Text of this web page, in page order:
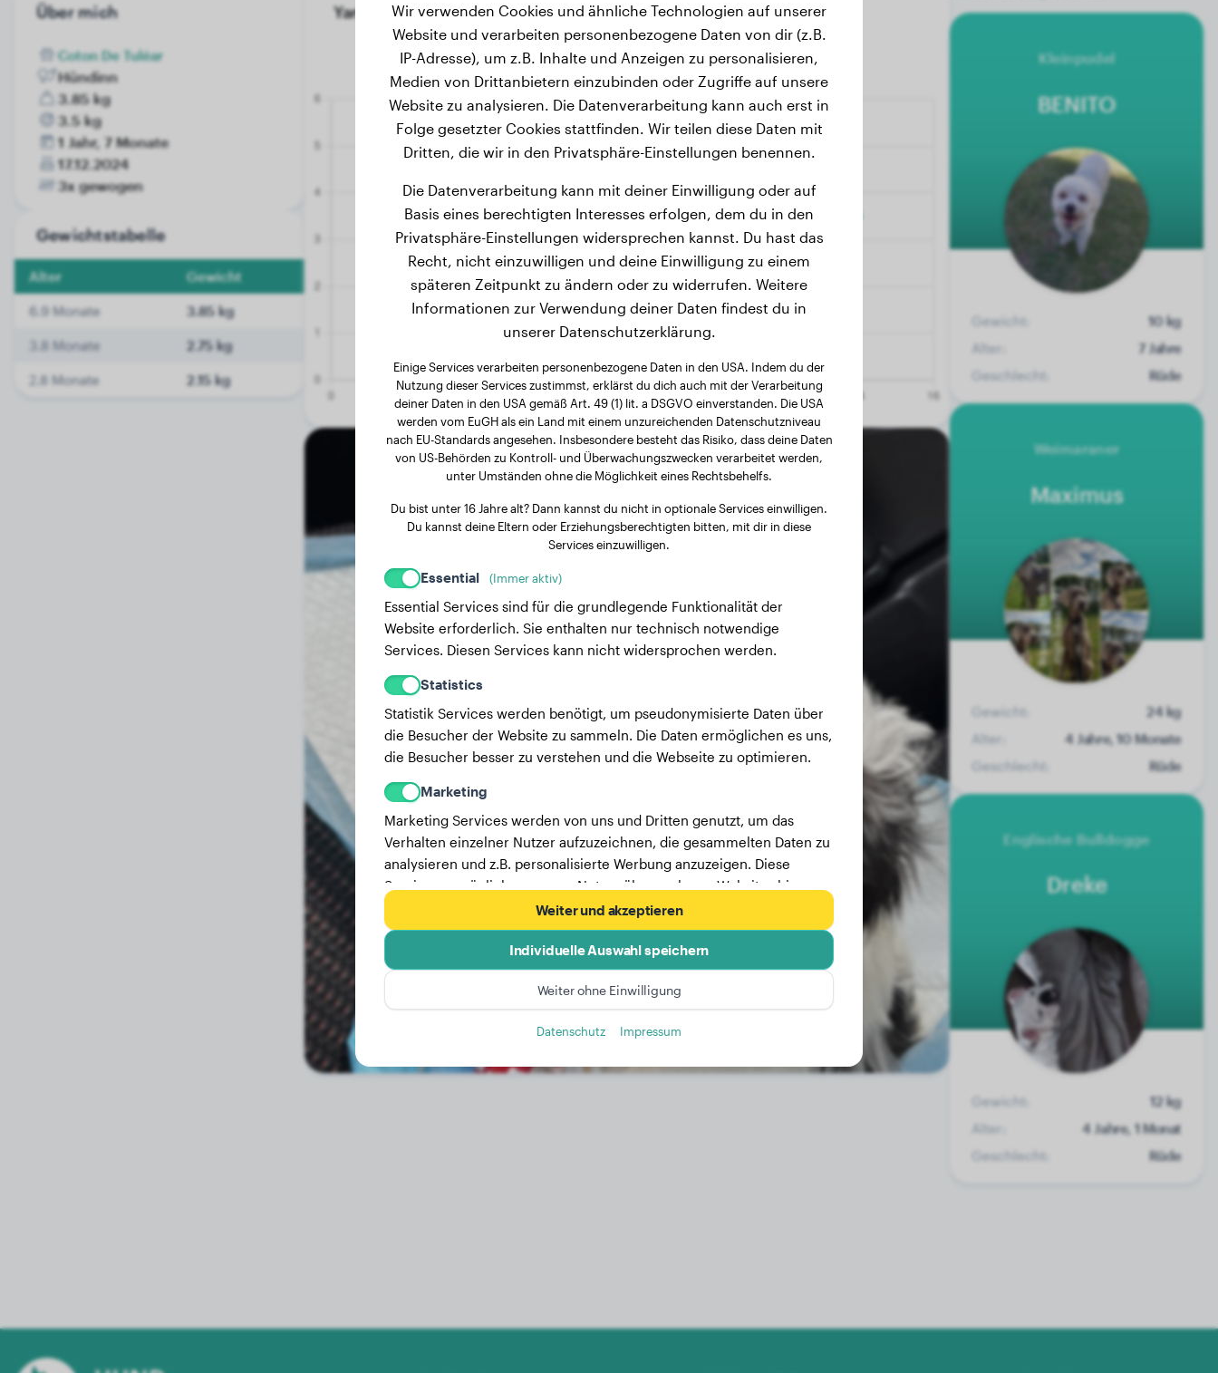
Über mich
Coton De Tuléar
Hündinn
3.85 kg
3.5 kg
1 Jahr, 7 Monate
17.12.2024
3x gewogen
Gewichtstabelle
Alter Gewicht
6.9 Monate 3.85 kg
3.8 Monate 2.75 kg
2.8 Monate 2.15 kg
Yana's Gewichtsverlauf
Kleinpudel
BENITO
Gewicht:
10 kg
Alter:
7 Jahre
Geschlecht:
Rüde
Weimaraner
Maximus
Gewicht:
24 kg
Alter:
4 Jahre, 10 Monate
Geschlecht:
Rüde
Englische Bulldogge
Dreke
Gewicht:
12 kg
Alter:
4 Jahre, 1 Monat
Geschlecht:
Rüde
Wir verwenden Cookies und ähnliche Technologien auf unserer
Website und verarbeiten personenbezogene Daten von dir (z.B.
IP-Adresse), um z.B. Inhalte und Anzeigen zu personalisieren,
Medien von Drittanbietern einzubinden oder Zugriffe auf unsere
Website zu analysieren. Die Datenverarbeitung kann auch erst in
Folge gesetzter Cookies stattfinden. Wir teilen diese Daten mit
Dritten, die wir in den Privatsphäre-Einstellungen benennen.
Die Datenverarbeitung kann mit deiner Einwilligung oder auf
Basis eines berechtigten Interesses erfolgen, dem du in den
Privatsphäre-Einstellungen widersprechen kannst. Du hast das
Recht, nicht einzuwilligen und deine Einwilligung zu einem
späteren Zeitpunkt zu ändern oder zu widerrufen. Weitere
Informationen zur Verwendung deiner Daten findest du in
unserer Datenschutzerklärung.
Einige Services verarbeiten personenbezogene Daten in den USA. Indem du der
Nutzung dieser Services zustimmst, erklärst du dich auch mit der Verarbeitung
deiner Daten in den USA gemäß Art. 49 (1) lit. a DSGVO einverstanden. Die USA
werden vom EuGH als ein Land mit einem unzureichenden Datenschutzniveau
nach EU-Standards angesehen. Insbesondere besteht das Risiko, dass deine Daten
von US-Behörden zu Kontroll- und Überwachungszwecken verarbeitet werden,
unter Umständen ohne die Möglichkeit eines Rechtsbehelfs.
Du bist unter 16 Jahre alt? Dann kannst du nicht in optionale Services einwilligen.
Du kannst deine Eltern oder Erziehungsberechtigten bitten, mit dir in diese
Services einzuwilligen.
Essential (Immer aktiv)
Essential Services sind für die grundlegende Funktionalität der
Website erforderlich. Sie enthalten nur technisch notwendige
Services. Diesen Services kann nicht widersprochen werden.
Statistics
Statistik Services werden benötigt, um pseudonymisierte Daten über
die Besucher der Website zu sammeln. Die Daten ermöglichen es uns,
die Besucher besser zu verstehen und die Webseite zu optimieren.
Marketing
Marketing Services werden von uns und Dritten genutzt, um das
Verhalten einzelner Nutzer aufzuzeichnen, die gesammelten Daten zu
analysieren und z.B. personalisierte Werbung anzuzeigen. Diese
Services ermöglichen es uns, Nutzer über mehrere Websites hinweg
Hier findest du eine Liste unserer Werbepartner.
Mehr Informationen in unserer Datenschutzerklärung
Weiter und akzeptieren
Individuelle Auswahl speichern
Weiter ohne Einwilligung
Datenschutz Impressum